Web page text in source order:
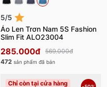
5/5
Áo Len Trơn Nam 5S Fashion
Slim Fit ALO23004
285.000đ
569.000đ
472 sản phẩm đã bán
Chỉ còn tại cửa hàng